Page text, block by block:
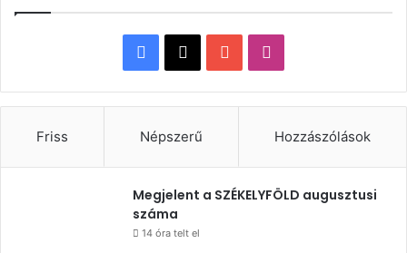
Facebook
X YouTube
Friss Népszerű Hozzászólások
Megjelent a SZÉKELYFÖLD augusztusi
száma
14 óra telt el